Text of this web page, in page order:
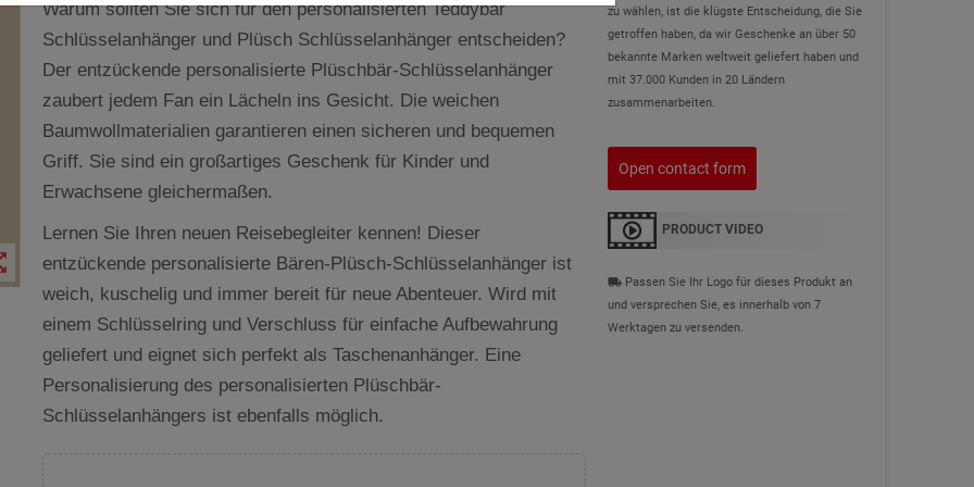
Warum sollten Sie sich für den personalisierten Teddybär
Schlüsselanhänger und Plüsch Schlüsselanhänger entscheiden?
Der entzückende personalisierte Plüschbär-Schlüsselanhänger
zaubert jedem Fan ein Lächeln ins Gesicht. Die weichen
Baumwollmaterialien garantieren einen sicheren und bequemen
Griff. Sie sind ein großartiges Geschenk für Kinder und
Erwachsene gleichermaßen.
Lernen Sie Ihren neuen Reisebegleiter kennen! Dieser
entzückende personalisierte Bären-Plüsch-Schlüsselanhänger ist
weich, kuschelig und immer bereit für neue Abenteuer. Wird mit
einem Schlüsselring und Verschluss für einfache Aufbewahrung
geliefert und eignet sich perfekt als Taschenanhänger. Eine
Personalisierung des personalisierten Plüschbär-
Schlüsselanhängers ist ebenfalls möglich.
zu wählen, ist die klügste Entscheidung, die Sie
getroffen haben, da wir Geschenke an über 50
bekannte Marken weltweit geliefert haben und
mit 37.000 Kunden in 20 Ländern
zusammenarbeiten.
Open contact form
PRODUCT VIDEO
local_shipping Passen Sie Ihr Logo für dieses Produkt an
und versprechen Sie, es innerhalb von 7
Werktagen zu versenden.